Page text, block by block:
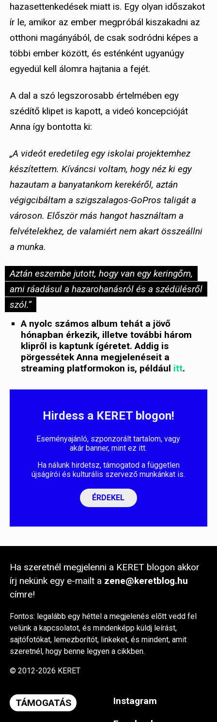
hazasettenkedések miatt is. Egy olyan időszakot
ír le, amikor az ember megpróbál kiszakadni az
otthoni magányából, de csak sodródni képes a
többi ember között, és esténként ugyanúgy
egyedül kell álomra hajtania a fejét.
A dal a szó legszorosabb értelmében egy
szédítő klipet is kapott, a videó koncepcióját
Anna így bontotta ki:
„A videót eredetileg egy iskolai projektemhez
készítettem. Kíváncsi voltam, hogy néz ki egy
hazautam a banyatankom kerekéről, aztán
végigcibáltam a szigszalagos-GoPros taligát a
városon. Először más hangot használtam a
felvételekhez, de valamiért nem akart összeállni
a munka.
Aztán eszembe jutott, hogy van egy keringőm,
ami ráadásul a hazarohanásról és a szédülésről
szól.”
A nyolc számos album tehát a jövő
hónapban érkezik, illetve további három
klipről is kaptunk ígéretet. Addig is
pörgessétek Anna megjelenéseit a
streaming platformokon is, például itt.
Hirdess a KERET blogon!
Eseményajánló, szponzorált tartalom, vagy
akár banner, mint ez itt.
Ha nálunk hirdetsz, támogatod a független
újságírói és kulturális szervező munkánkat is.
ÉRDEKEL
Ha szeretnél megjelenni a KERET blogon akkor
írj nekünk egy e-mailt a zene@keretblog.hu
címre!
Fontos: legalább egy héttel a megjelenés előtt vedd fel
velünk a kapcsolatot, és mindenképp küldj leírást,
sajtófotókat, lemezborítót, linkeket, és mindent, amit
szeretnél, hogy benne legyen a cikkben.
© 2012-2026 KERET
TÁMOGATÁS Instagram